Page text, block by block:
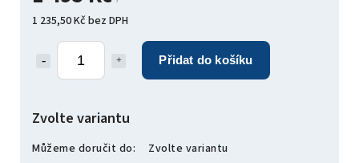
1 235,50 Kč bez DPH
Přidat do košíku
Zvolte variantu
Můžeme doručit do:
Zvolte variantu